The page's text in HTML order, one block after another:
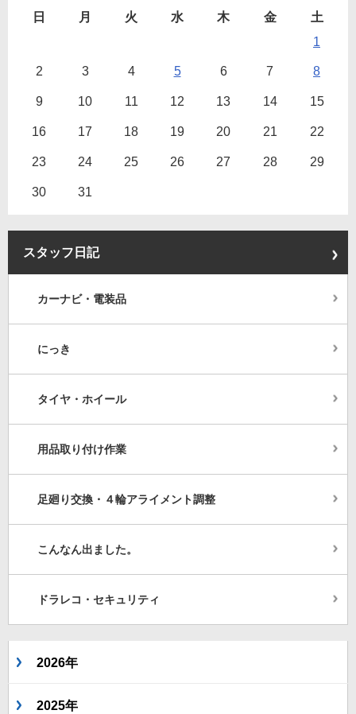
日 月 火 水 木 金
土
1
2 3 4 5 6 7 8
9 10 11 12 13 14 15
16 17 18 19 20 21 22
23 24 25 26 27 28 29
30 31
スタッフ日記
カーナビ・電装品
にっき
タイヤ・ホイール
用品取り付け作業
足廻り交換・４輪アライメント調整
こんなん出ました。
ドラレコ・セキュリティ
2026年
2025年